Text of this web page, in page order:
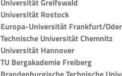
Universität Greifswald
Universität Rostock
Europa-Universität Frankfurt/Oder
Technische Universität Chemnitz
Universität Hannover
TU Bergakademie Freiberg